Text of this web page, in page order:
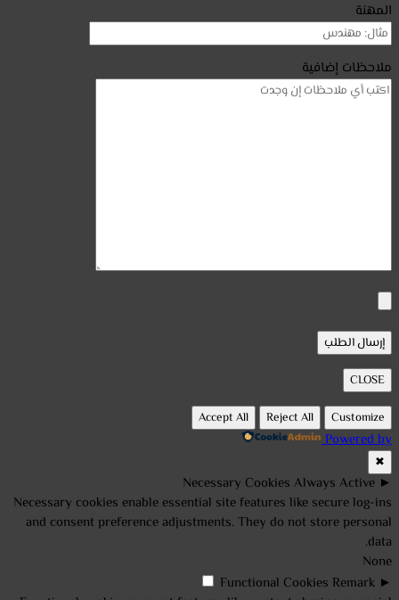
المهنة
ملاحظات إضافية
CLOSE
Customize
Reject All
Accept All
Powered by
✖
►
Necessary Cookies Always Active
Necessary cookies enable essential site features like secure log-ins
and consent preference adjustments. They do not store personal
data.
None
►
Functional Cookies Remark